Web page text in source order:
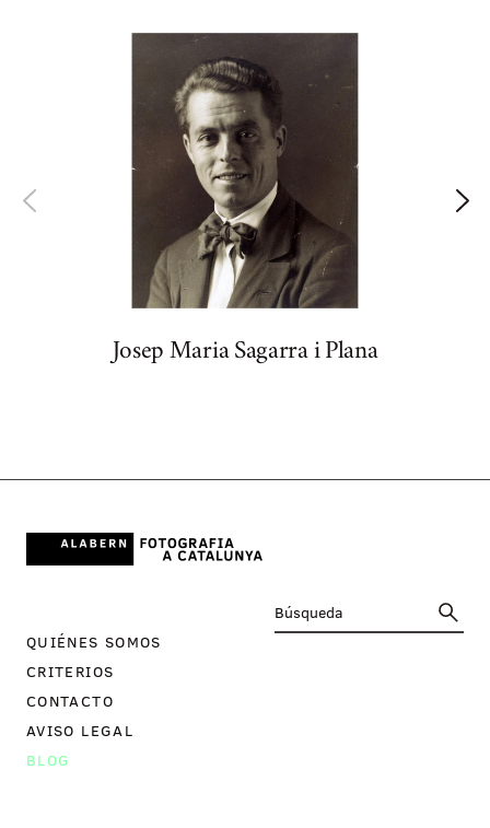
Josep Maria Sagarra i Plana
QUIÉNES SOMOS
CRITERIOS
CONTACTO
AVISO LEGAL
BLOG